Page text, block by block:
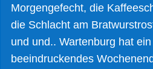
Morgengefecht, die
die Schlacht am
und und.. Wartenburg hat ein
beeindruckendes